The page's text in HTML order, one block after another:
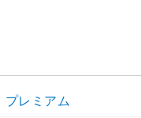
プレミアム